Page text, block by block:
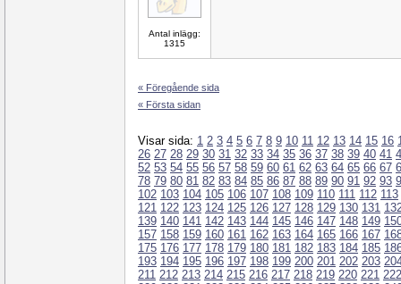
Antal inlägg:
1315
« Föregående sida
« Första sidan
Visar sida: 1 2 3 4 5 6 7 8 9 10 11 12 13 14 15 16
26 27 28 29 30 31 32 33 34 35 36 37 38 39 40 41
52 53 54 55 56 57 58 59 60 61 62 63 64 65 66 67
78 79 80 81 82 83 84 85 86 87 88 89 90 91 92 93
102 103 104 105 106 107 108 109 110 111 112 113
121 122 123 124 125 126 127 128 129 130 131
139 140 141 142 143 144 145 146 147 148 149
157 158 159 160 161 162 163 164 165 166 167
175 176 177 178 179 180 181 182 183 184 185
193 194 195 196 197 198 199 200 201 202 203
211 212 213 214 215 216 217 218 219 220 221 222